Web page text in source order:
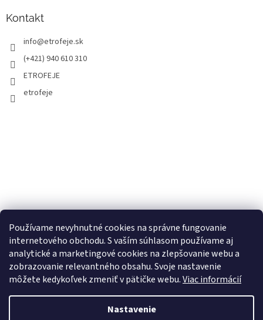
Používame nevyhnutné cookies na správne fungovanie
internetového obchodu. S vaším súhlasom používame aj
analytické a marketingové cookies na zlepšovanie webu a
zobrazovanie relevantného obsahu. Svoje nastavenie
môžete kedykoľvek zmeniť v pätičke webu.Viac informácií
Nastavenie
Kontakt
info@etrofeje.sk
(+421) 940 610 310
ETROFEJE
etrofeje